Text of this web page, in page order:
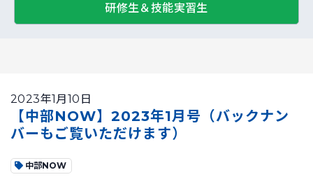
研修生＆技能実習生
2023年1月10日
【中部NOW】2023年1月号（バックナン
バーもご覧いただけます）
中部NOW